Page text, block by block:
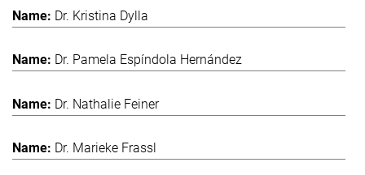
Dr. Kristina Dylla
Dr. Pamela Espíndola Hernández
Dr. Nathalie Feiner
Dr. Marieke Frassl